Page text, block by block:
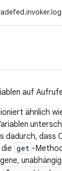
auf
ähnlich
dadurch, dass
get -